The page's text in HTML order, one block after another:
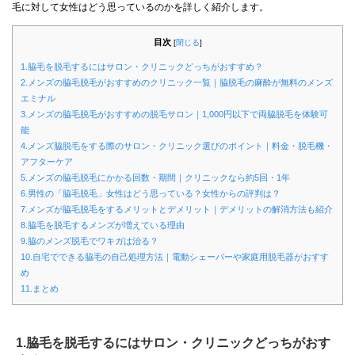
毛に対して女性はどう思っているのかを詳しく紹介します。
目次 [閉じる]
1.脇毛を脱毛するにはサロン・クリニックどっちがおすすめ？
2.メンズの脇毛脱毛がおすすめのクリニック一覧｜脇脱毛の麻酔が無料のメンズ
エミナル
3.メンズの脇毛脱毛がおすすめの脱毛サロン｜1,000円以下で両脇脱毛を体験可
能
4.メンズ脇脱毛をする際のサロン・クリニック選びのポイント｜料金・脱毛機・
アフターケア
5.メンズの脇毛脱毛にかかる回数・期間｜クリニックなら約5回・1年
6.男性の「脇毛脱毛」女性はどう思っている？女性からの評判は？
7.メンズが脇毛脱毛をするメリットとデメリット｜デメリットの解消方法も紹介
8.脇毛を脱毛するメンズが増えている理由
9.脇のメンズ脱毛でワキガは治る？
10.自宅でできる脇毛の自己処理方法｜電動シェーバーや家庭用脱毛器がおすす
め
11.まとめ
1.脇毛を脱毛するにはサロン・クリニックどっちがおす